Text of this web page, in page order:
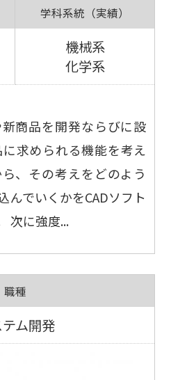
学科系統（実績）
機械系
化学系
商品を開発ならびに設
求められる機能を考え
、その考えをどのよう
んでいくかをCADソフト
次に強度...
職種
ム開発